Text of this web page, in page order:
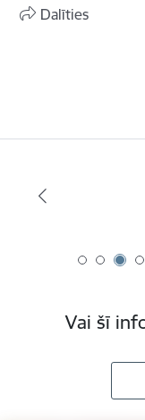
Dalīties
Vai šī